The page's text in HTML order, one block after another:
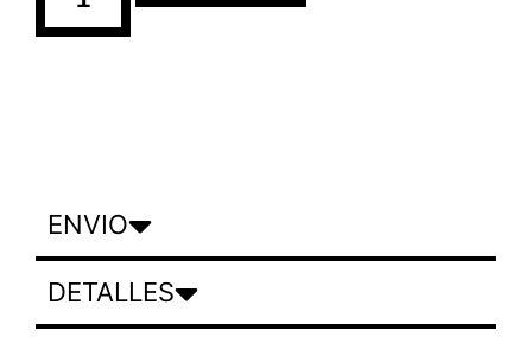
ENVIO
DETALLES